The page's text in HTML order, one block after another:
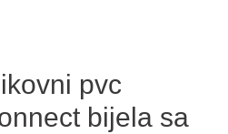
pvc
bijela sa